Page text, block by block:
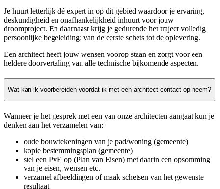
Je huurt letterlijk dé expert in op dit gebied waardoor je ervaring,
deskundigheid en onafhankelijkheid inhuurt voor jouw
droomproject. En daarnaast krijg je gedurende het traject volledig
persoonlijke begeleiding: van de eerste schets tot de oplevering.
Een architect heeft jouw wensen voorop staan en zorgt voor een
heldere doorvertaling van alle technische bijkomende aspecten.
Wat kan ik voorbereiden voordat ik met een architect contact op neem?
Wanneer je het gesprek met een van onze architecten aangaat kun je
denken aan het verzamelen van:
oude bouwtekeningen van je pad/woning (gemeente)
kopie bestemmingsplan (gemeente)
stel een PvE op (Plan van Eisen) met daarin een opsomming
van je eisen, wensen etc.
verzamel afbeeldingen of maak schetsen van het gewenste
resultaat